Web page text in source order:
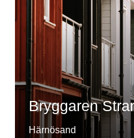
Bryggaren
Härnösand